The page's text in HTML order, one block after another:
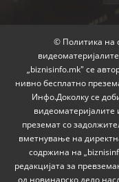
© Политика на
„biznisinfo.mk" се
нивно бесплатно
Инфо.Доколку се
видеоматеријалите
преземат со
вметнување на
содржина на
редакцијата за